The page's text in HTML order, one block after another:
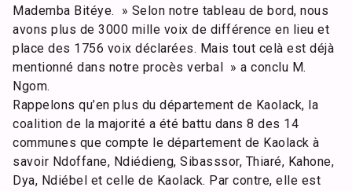
Mademba Bitéye. » Selon notre tableau de bord, nous
avons plus de 3000 mille voix de différence en lieu et
place des 1756 voix déclarées. Mais tout celà est déjà
mentionné dans notre procès verbal » a conclu M.
Ngom.
Rappelons qu’en plus du département de Kaolack, la
coalition de la majorité a été battu dans 8 des 14
communes que compte le département de Kaolack à
savoir Ndoffane, Ndiédieng, Sibasssor, Thiaré, Kahone,
Dya, Ndiébel et celle de Kaolack. Par contre, elle est